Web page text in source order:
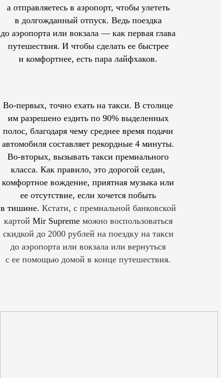
а отправляетесь в аэропорт, чтобы улететь
в долгожданный отпуск. Ведь поездка
до аэропорта или вокзала — как первая глава
путешествия. И чтобы сделать ее быстрее
и комфортнее, есть пара лайфхаков.
Во-первых, точно ехать на такси. В столице
им разрешеноездить по 90% выделенных
полос, благодаря чему среднее время подачи
автомобиля составляет рекордные 4 минуты.
Во-вторых, вызывать такси премиального
класса. Как правило, это дорогой седан,
комфортное вождение, приятная музыка или
ее отсутствие, если хочется побыть
в тишине. Кстати, с премиальной банковской
картой Mir Supreme можно воспользоваться
скидкой до 2000 рублей на поездку на такси
до аэропорта или вокзала или вернуться
с ее помощью домой в конце путешествия.